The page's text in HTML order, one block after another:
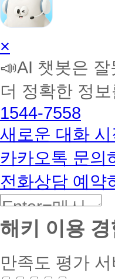
AI
학
습
토
커
BETA
×
📣AI 챗봇은
더 정확한 정
1544-7558
새로운 대화 시
카카오톡 문의
전화상담 예약
해키 이용
만족도 평가